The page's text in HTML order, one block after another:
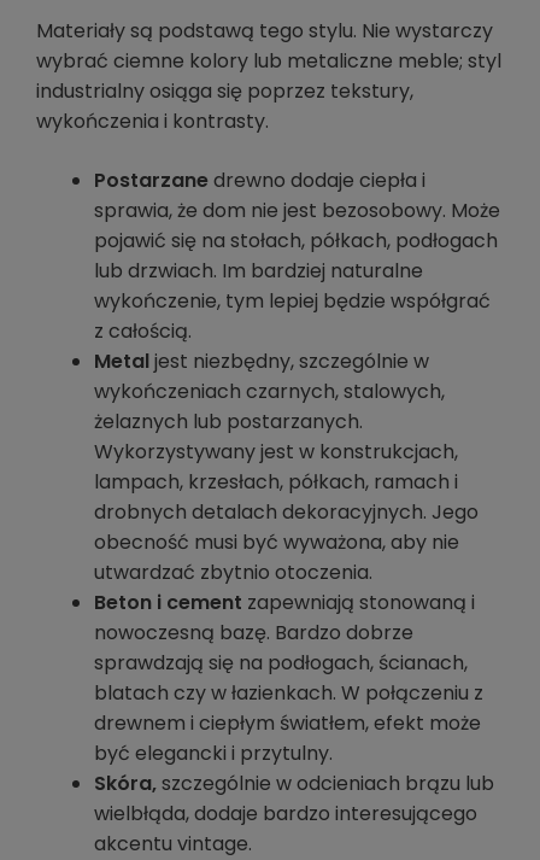
Materiały są podstawą tego stylu. Nie wystarczy
wybrać ciemne kolory lub metaliczne meble; styl
industrialny osiąga się poprzez tekstury,
wykończenia i kontrasty.
Postarzanedrewno dodaje ciepła i
sprawia, że dom nie jest bezosobowy. Może
pojawić się na stołach, półkach, podłogach
lub drzwiach. Im bardziej naturalne
wykończenie, tym lepiej będzie współgrać
z całością.
Metaljest niezbędny, szczególnie w
wykończeniach czarnych, stalowych,
żelaznych lub postarzanych.
Wykorzystywany jest w konstrukcjach,
lampach, krzesłach, półkach, ramach i
drobnych detalach dekoracyjnych. Jego
obecność musi być wyważona, aby nie
utwardzać zbytnio otoczenia.
Beton i cement zapewniają stonowaną i
nowoczesną bazę. Bardzo dobrze
sprawdzają się na podłogach, ścianach,
blatach czy w łazienkach. W połączeniu z
drewnem i ciepłym światłem, efekt może
być elegancki i przytulny.
Skóra,szczególnie w odcieniach brązu lub
wielbłąda, dodaje bardzo interesującego
akcentu vintage.